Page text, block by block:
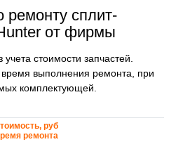
ремонту сплит-
от фирмы
стоимости запчастей.
время выполнения ремонта, при
комплектующей.
руб
ремонта